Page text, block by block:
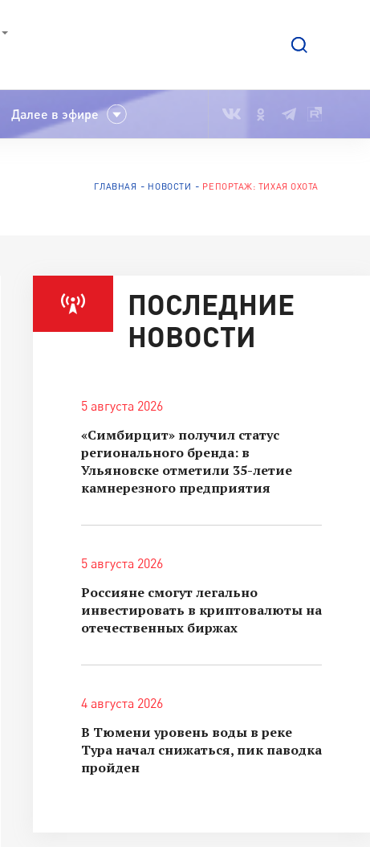
Далее в эфире
ГЛАВНАЯ НОВОСТИ РЕПОРТАЖ: ТИХАЯ ОХОТА
ПОСЛЕДНИЕ
НОВОСТИ
5 августа 2026
«Симбирцит» получил статус
регионального бренда: в
Ульяновске отметили 35-летие
камнерезного предприятия
5 августа 2026
Россияне смогут легально
инвестировать в криптовалюты на
отечественных биржах
4 августа 2026
В Тюмени уровень воды в реке
Тура начал снижаться, пик паводка
пройден